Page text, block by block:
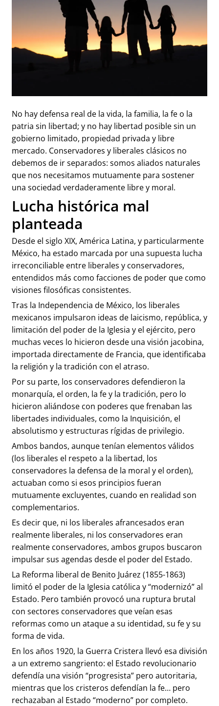
No hay defensa real de la vida, la familia, la fe o la
patria sin libertad; y no hay libertad posible sin un
gobierno limitado, propiedad privada y libre
mercado. Conservadores y liberales clásicos no
debemos de ir separados: somos aliados naturales
que nos necesitamos mutuamente para sostener
una sociedad verdaderamente libre y moral.
Lucha histórica mal
planteada
Desde el siglo XIX, América Latina, y particularmente
México, ha estado marcada por una supuesta lucha
irreconciliable entre liberales y conservadores,
entendidos más como facciones de poder que como
visiones filosóficas consistentes.
Tras la Independencia de México, los liberales
mexicanos impulsaron ideas de laicismo, república, y
limitación del poder de la Iglesia y el ejército, pero
muchas veces lo hicieron desde una visión jacobina,
importada directamente de Francia, que identificaba
la religión y la tradición con el atraso.
Por su parte, los conservadores defendieron la
monarquía, el orden, la fe y la tradición, pero lo
hicieron aliándose con poderes que frenaban las
libertades individuales, como la Inquisición, el
absolutismo y estructuras rígidas de privilegio.
Ambos bandos, aunque tenían elementos válidos
(los liberales el respeto a la libertad, los
conservadores la defensa de la moral y el orden),
actuaban como si esos principios fueran
mutuamente excluyentes, cuando en realidad son
complementarios.
Es decir que, ni los liberales afrancesados eran
realmente liberales, ni los conservadores eran
realmente conservadores, ambos grupos buscaron
impulsar sus agendas desde el poder del Estado.
La Reforma liberal de Benito Juárez (1855-1863)
limitó el poder de la Iglesia católica y “modernizó” al
Estado. Pero también provocó una ruptura brutal
con sectores conservadores que veían esas
reformas como un ataque a su identidad, su fe y su
forma de vida.
En los años 1920, la Guerra Cristera llevó esa división
a un extremo sangriento: el Estado revolucionario
defendía una visión “progresista” pero autoritaria,
mientras que los cristeros defendían la fe… pero
rechazaban al Estado “moderno” por completo.